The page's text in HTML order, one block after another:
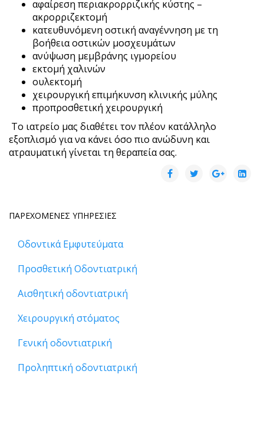
αφαίρεση περιακρορριζικής κύστης –
ακρορριζεκτομή
κατευθυνόμενη οστική αναγέννηση με τη
βοήθεια οστικών μοσχευμάτων
ανύψωση μεμβράνης ιγμορείου
εκτομή χαλινών
ουλεκτομή
χειρουργική επιμήκυνση κλινικής μύλης
προπροσθετική χειρουργική
Το ιατρείο μας διαθέτει τον πλέον κατάλληλο
εξοπλισμό για να κάνει όσο πιο ανώδυνη και
ατραυματική γίνεται τη θεραπεία σας.
ΠΑΡΕΧΟΜΕΝΕΣ ΥΠΗΡΕΣΙΕΣ
Οδοντικά Εμφυτεύματα
Προσθετική Οδοντιατρική
Αισθητική οδοντιατρική
Χειρουργική στόματος
Γενική οδοντιατρική
Προληπτική οδοντιατρική